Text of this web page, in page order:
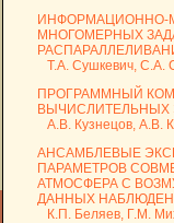
ИНФОРМАЦИОННО-
МНОГОМЕРНЫХ
Т.А. Сушкевич, С.А.
ПРОГРАММНЫЙ
ВЫЧИСЛИТЕЛЬНЫХ
А.В. Кузнецов, А.В.
АНСАМБЛЕВЫЕ
ПАРАМЕТРОВ
АТМОСФЕРА С
ДАННЫХ
К.П. Беляев, Г.М.